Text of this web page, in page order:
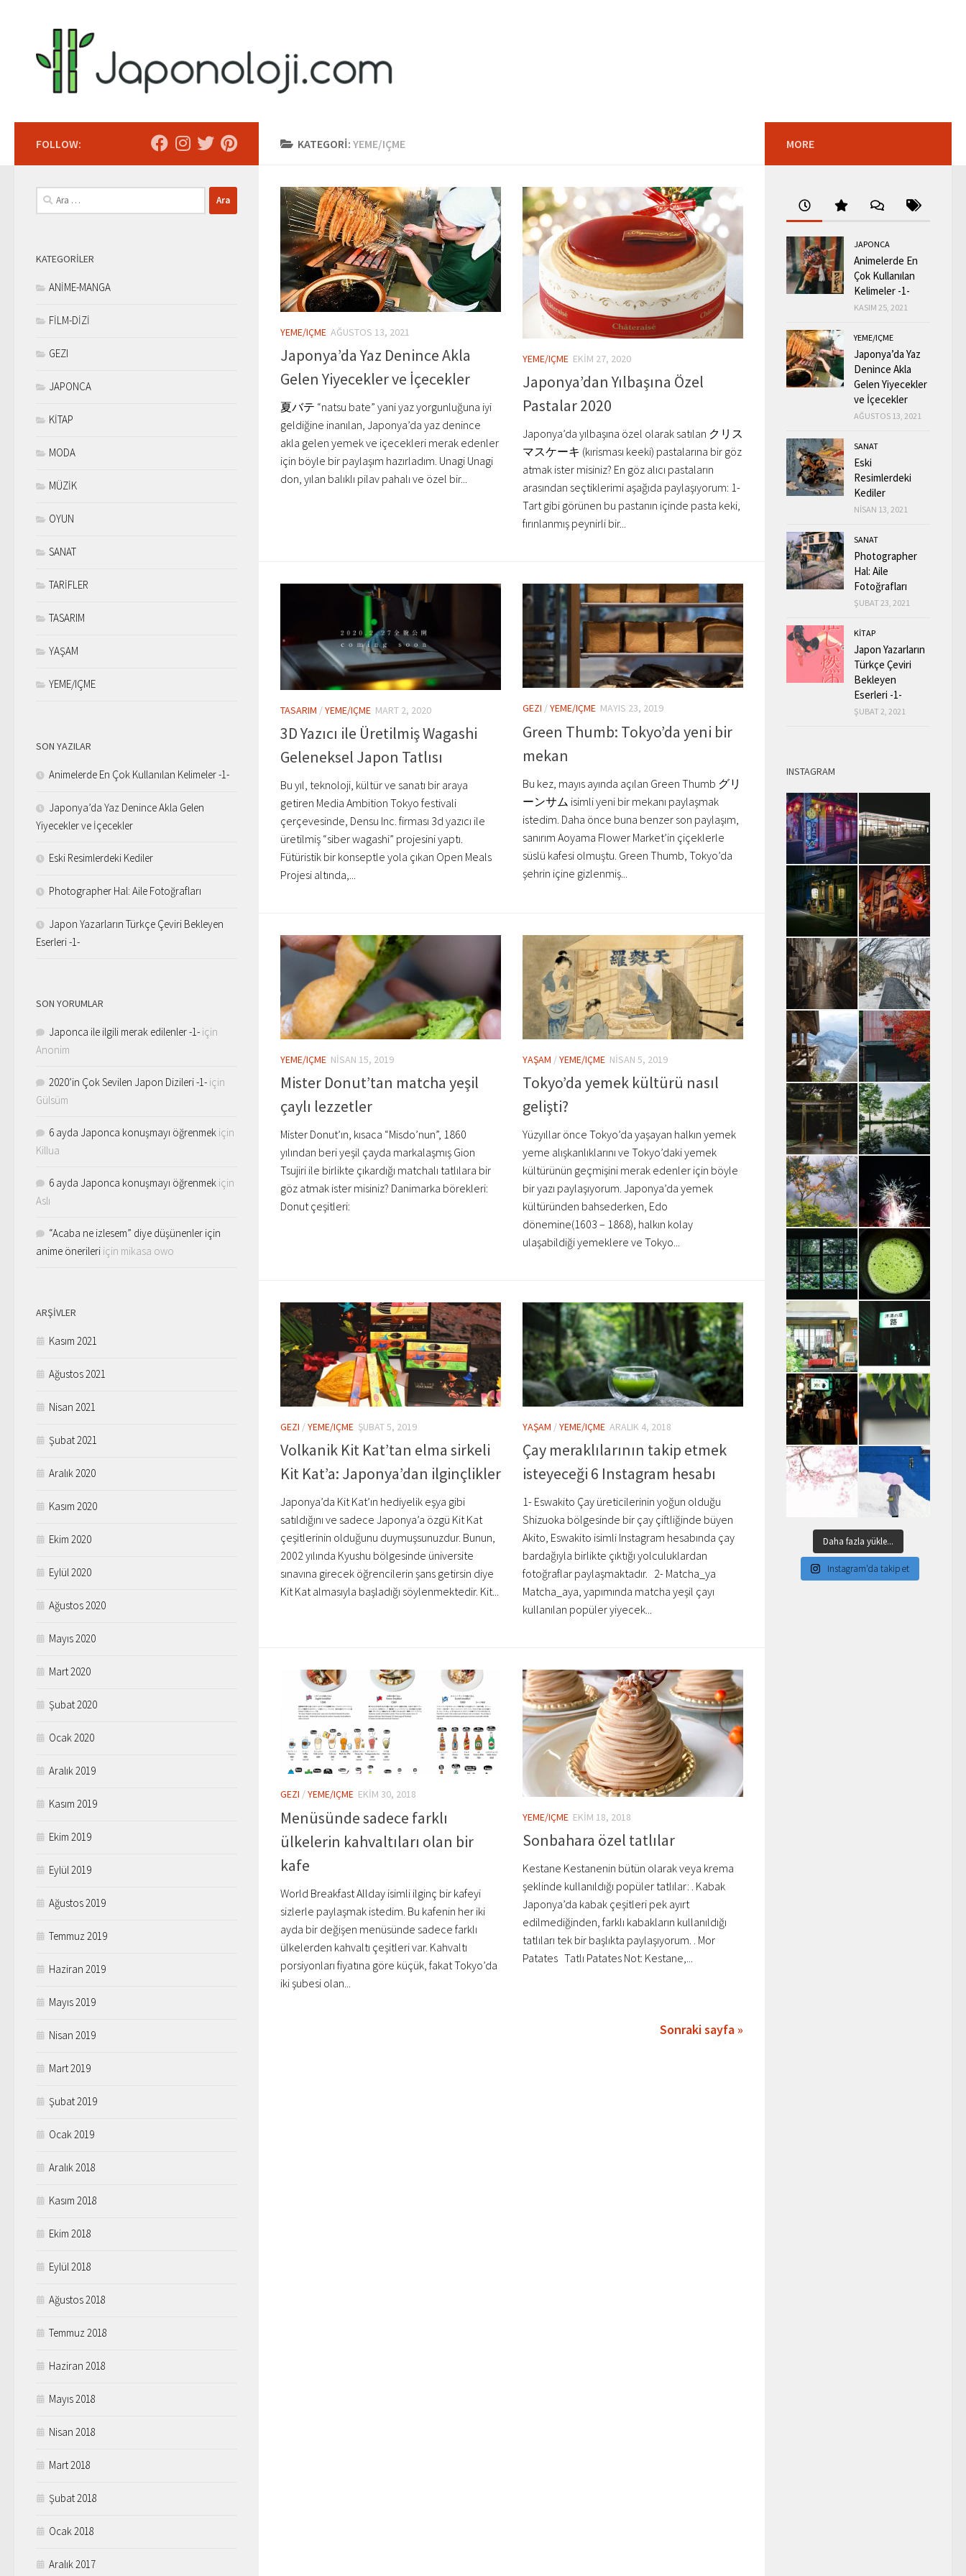
KATEGORI: YEME/IÇME
YEME/IÇME AĞUSTOS 13, 2021
Japonya’da Yaz Denince Akla
Gelen Yiyecekler ve İçecekler
夏バテ “natsu bate” yani yaz yorgunluğuna iyi
geldiğine inanılan, Japonya’da yaz denince
akla gelen yemek ve içecekleri merak edenler
için böyle bir paylaşım hazırladım. Unagi Unagi
don, yılan balıklı pilav pahalı ve özel bir...
YEME/IÇME EKIM 27, 2020
Japonya’dan Yılbaşına Özel
Pastalar 2020
Japonya’da yılbaşına özel olarak satılan クリス
マスケーキ (kırisması keeki) pastalarına bir göz
atmak ister misiniz? En göz alıcı pastaların
arasından seçtiklerimi aşağıda paylaşıyorum: 1-
Tart gibi görünen bu pastanın içinde pasta keki,
fırınlanmış peynirli bir...
TASARIM /YEME/IÇME MART 2, 2020
3D Yazıcı ile Üretilmiş Wagashi
Geleneksel Japon Tatlısı
Bu yıl, teknoloji, kültür ve sanatı bir araya
getiren Media Ambition Tokyo festivali
çerçevesinde, Densu Inc. firması 3d yazıcı ile
üretilmiş “siber wagashi” projesini yaptı.
Fütüristik bir konseptle yola çıkan Open Meals
Projesi altında,...
GEZI /YEME/IÇME MAYIS 23, 2019
Green Thumb: Tokyo’da yeni bir
mekan
Bu kez, mayıs ayında açılan Green Thumb グリ
ーンサム isimli yeni bir mekanı paylaşmak
istedim. Daha önce buna benzer son paylaşım,
sanırım Aoyama Flower Market’in çiçeklerle
süslü kafesi olmuştu. Green Thumb, Tokyo’da
şehrin içine gizlenmiş...
YEME/IÇME NISAN 15, 2019
Mister Donut’tan matcha yeşil
çaylı lezzetler
Mister Donut’ın, kısaca “Misdo’nun”, 1860
yılından beri yeşil çayda markalaşmış Gion
Tsujiri ile birlikte çıkardığı matchalı tatlılara bir
göz atmak ister misiniz? Danimarka börekleri:
Donut çeşitleri:
YAŞAM /YEME/IÇME NISAN 5, 2019
Tokyo’da yemek kültürü nasıl
gelişti?
Yüzyıllar önce Tokyo’da yaşayan halkın yemek
yeme alışkanlıklarını ve Tokyo’daki yemek
kültürünün geçmişini merak edenler için böyle
bir yazı paylaşıyorum. Japonya’da yemek
kültüründen bahsederken, Edo
dönemine(1603 – 1868), halkın kolay
ulaşabildiği yemeklere ve Tokyo...
GEZI /YEME/IÇME ŞUBAT 5, 2019
Volkanik Kit Kat’tan elma sirkeli
Kit Kat’a: Japonya’dan ilginçlikler
Japonya’da Kit Kat’ın hediyelik eşya gibi
satıldığını ve sadece Japonya’a özgü Kit Kat
çeşitlerinin olduğunu duymuşsunuzdur. Bunun,
2002 yılında Kyushu bölgesinde üniversite
sınavına girecek öğrencilerin şans getirsin diye
Kit Kat almasıyla başladığı söylenmektedir. Kit...
YAŞAM /YEME/IÇME ARALIK 4, 2018
Çay meraklılarının takip etmek
isteyeceği 6 Instagram hesabı
1- Eswakito Çay üreticilerinin yoğun olduğu
Shizuoka bölgesinde bir çay çiftliğinde büyen
Akito, Eswakito isimli Instagram hesabında çay
bardağıyla birlikte çıktığı yolculuklardan
fotoğraflar paylaşmaktadır. 2- Matcha_ya
Matcha_aya, yapımında matcha yeşil çayı
kullanılan popüler yiyecek...
GEZI /YEME/IÇME EKIM 30, 2018
Menüsünde sadece farklı
ülkelerin kahvaltıları olan bir
kafe
World Breakfast Allday isimli ilginç bir kafeyi
sizlerle paylaşmak istedim. Bu kafenin her iki
ayda bir değişen menüsünde sadece farklı
ülkelerden kahvaltı çeşitleri var. Kahvaltı
porsiyonları fiyatına göre küçük, fakat Tokyo’da
iki şubesi olan...
YEME/IÇME EKIM 18, 2018
Sonbahara özel tatlılar
Kestane Kestanenin bütün olarak veya krema
şeklinde kullanıldığı popüler tatlılar: . Kabak
Japonya’da kabak çeşitleri pek ayırt
edilmediğinden, farklı kabakların kullanıldığı
tatlıları tek bir başlıkta paylaşıyorum. . Mor
Patates Tatlı Patates Not: Kestane,...
Sonraki sayfa »
FOLLOW:
Arama:
KATEGORILER
ANİME-MANGA
FİLM-DİZİ
GEZI
JAPONCA
KİTAP
MODA
MÜZİK
OYUN
SANAT
TARİFLER
TASARIM
YAŞAM
YEME/IÇME
SON YAZILAR
Animelerde En Çok Kullanılan Kelimeler -1-
Japonya’da Yaz Denince Akla Gelen
Yiyecekler ve İçecekler
Eski Resimlerdeki Kediler
Photographer Hal: Aile Fotoğrafları
Japon Yazarların Türkçe Çeviri Bekleyen
Eserleri -1-
SON YORUMLAR
Japonca ile ilgili merak edilenler -1- için
Anonim
2020’in Çok Sevilen Japon Dizileri -1- için
Gülsüm
6 ayda Japonca konuşmayı öğrenmek için
Killua
6 ayda Japonca konuşmayı öğrenmek için
Aslı
“Acaba ne izlesem” diye düşünenler için
anime önerileri için mikasa owo
ARŞIVLER
Kasım 2021
Ağustos 2021
Nisan 2021
Şubat 2021
Aralık 2020
Kasım 2020
Ekim 2020
Eylül 2020
Ağustos 2020
Mayıs 2020
Mart 2020
Şubat 2020
Ocak 2020
Aralık 2019
Kasım 2019
Ekim 2019
Eylül 2019
Ağustos 2019
Temmuz 2019
Haziran 2019
Mayıs 2019
Nisan 2019
Mart 2019
Şubat 2019
Ocak 2019
Aralık 2018
Kasım 2018
Ekim 2018
Eylül 2018
Ağustos 2018
Temmuz 2018
Haziran 2018
Mayıs 2018
Nisan 2018
Mart 2018
Şubat 2018
Ocak 2018
Aralık 2017
MORE
JAPONCA
Animelerde En
Çok Kullanılan
Kelimeler -1-
KASIM 25, 2021
YEME/IÇME
Japonya’da Yaz
Denince Akla
Gelen Yiyecekler
ve İçecekler
AĞUSTOS 13, 2021
SANAT
Eski
Resimlerdeki
Kediler
NISAN 13, 2021
SANAT
Photographer
Hal: Aile
Fotoğrafları
ŞUBAT 23, 2021
KİTAP
Japon Yazarların
Türkçe Çeviri
Bekleyen
Eserleri -1-
ŞUBAT 2, 2021
INSTAGRAM
Daha fazla yükle...
Instagram'da takip et